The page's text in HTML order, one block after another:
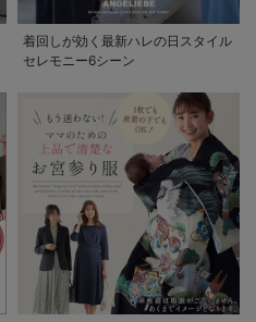
着回しが効く最新ハレの日スタイル
セレモニー6シーン